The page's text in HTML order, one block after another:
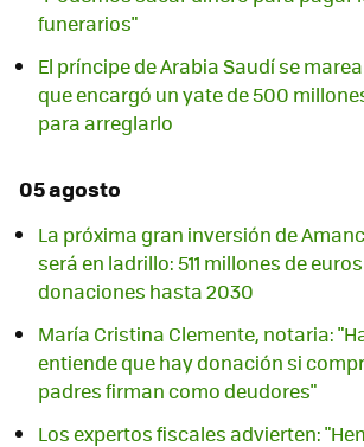
funerarios"
El príncipe de Arabia Saudí se
que encargó un yate de 500
para arreglarlo
05 agosto
La próxima gran inversión de
será en ladrillo: 511 millones de
donaciones hasta 2030
María Cristina Clemente, notaria:
entiende que hay donación si
padres firman como deudores"
Los expertos fiscales advierten: